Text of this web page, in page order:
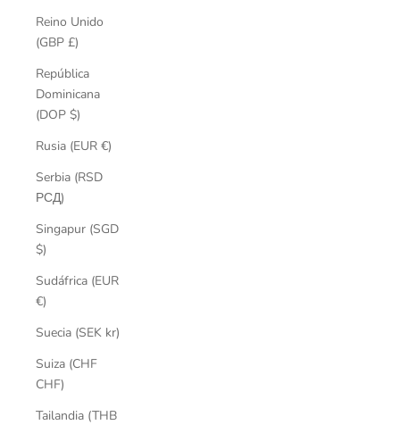
Reino Unido
(GBP £)
República
Dominicana
(DOP $)
Rusia (EUR €)
Serbia (RSD
РСД)
Singapur (SGD
$)
Sudáfrica (EUR
€)
Suecia (SEK kr)
Suiza (CHF
CHF)
Tailandia (THB